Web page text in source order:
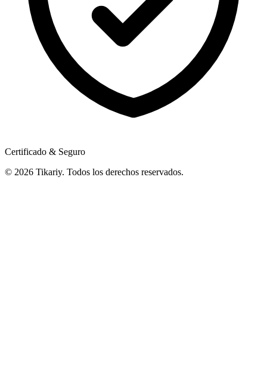
Certificado & Seguro
© 2026 Tikariy. Todos los derechos reservados.